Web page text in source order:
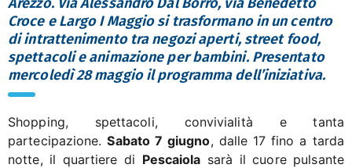
Croce e Largo I Maggio si trasformano in un centro
di intrattenimento tra negozi aperti, street food,
spettacoli e animazione per bambini. Presentato
mercoledì 28 maggio il programma dell’iniziativa.
Shopping, spettacoli, convivialità e tanta
partecipazione.Sabato 7 giugno, dalle 17 fino a tarda
notte, il quartiere di Pescaiola sarà il cuore pulsante